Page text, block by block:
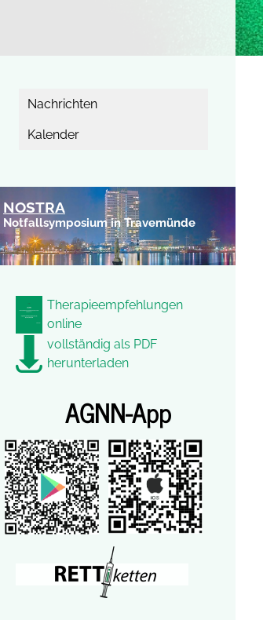
Nachrichten
Kalender
NOSTRA
Notfallsymposium in Travemünde
Therapieempfehlungen
online
vollständig als PDF
herunterladen
AGNN-App